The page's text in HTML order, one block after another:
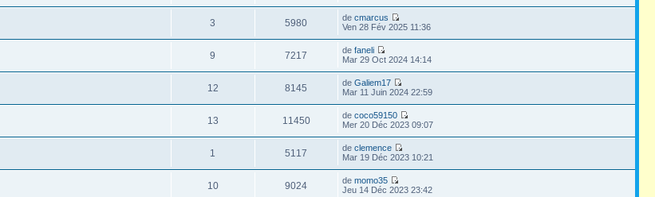
3 5980 decmarcus
Ven 28 Fév 2025 11:36
9 7217 defaneli
Mar 29 Oct 2024 14:14
12 8145 deGaliem17
Mar 11 Juin 2024 22:59
13 11450 decoco59150
Mer 20 Déc 2023 09:07
1 5117 declemence
Mar 19 Déc 2023 10:21
10 9024 demomo35
Jeu 14 Déc 2023 23:42